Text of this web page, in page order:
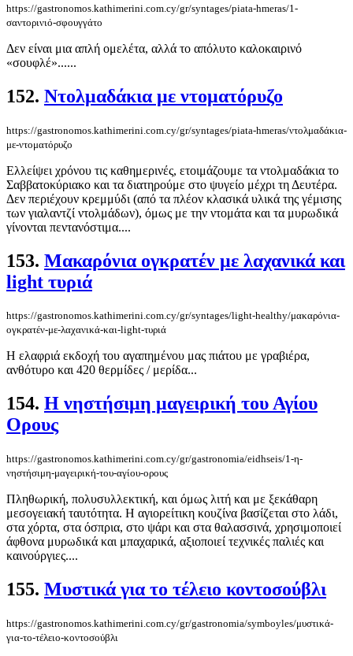
https://gastronomos.kathimerini.com.cy/gr/syntages/piata-hmeras/1-
σαντορινιό-σφουγγάτο
Δεν είναι μια απλή ομελέτα, αλλά το απόλυτο καλοκαιρινό
«σουφλέ»......
152. Ντολμαδάκια με ντοματόρυζο
https://gastronomos.kathimerini.com.cy/gr/syntages/piata-hmeras/ντολμαδάκια-
με-ντοματόρυζο
Ελλείψει χρόνου τις καθημερινές, ετοιμάζουμε τα ντολμαδάκια το
Σαββατοκύριακο και τα διατηρούμε στο ψυγείο μέχρι τη Δευτέρα.
Δεν περιέχουν κρεμμύδι (από τα πλέον κλασικά υλικά της γέμισης
των γιαλαντζί ντολμάδων), όμως με την ντομάτα και τα μυρωδικά
γίνονται πεντανόστιμα....
153. Μακαρόνια ογκρατέν με λαχανικά και
light τυριά
https://gastronomos.kathimerini.com.cy/gr/syntages/light-healthy/μακαρόνια-
ογκρατέν-με-λαχανικά-και-light-τυριά
Η ελαφριά εκδοχή του αγαπημένου μας πιάτου με γραβιέρα,
ανθότυρο και 420 θερμίδες / μερίδα...
154. Η νηστήσιμη μαγειρική του Αγίου
Ορους
https://gastronomos.kathimerini.com.cy/gr/gastronomia/eidhseis/1-η-
νηστήσιμη-μαγειρική-του-αγίου-ορους
Πληθωρική, πολυσυλλεκτική, και όμως λιτή και με ξεκάθαρη
μεσογειακή ταυτότητα. Η αγιορείτικη κουζίνα βασίζεται στο λάδι,
στα χόρτα, στα όσπρια, στο ψάρι και στα θαλασσινά, χρησιμοποιεί
άφθονα μυρωδικά και μπαχαρικά, αξιοποιεί τεχνικές παλιές και
καινούργιες....
155. Μυστικά για το τέλειο κοντοσούβλι
https://gastronomos.kathimerini.com.cy/gr/gastronomia/symboyles/μυστικά-
για-το-τέλειο-κοντοσούβλι